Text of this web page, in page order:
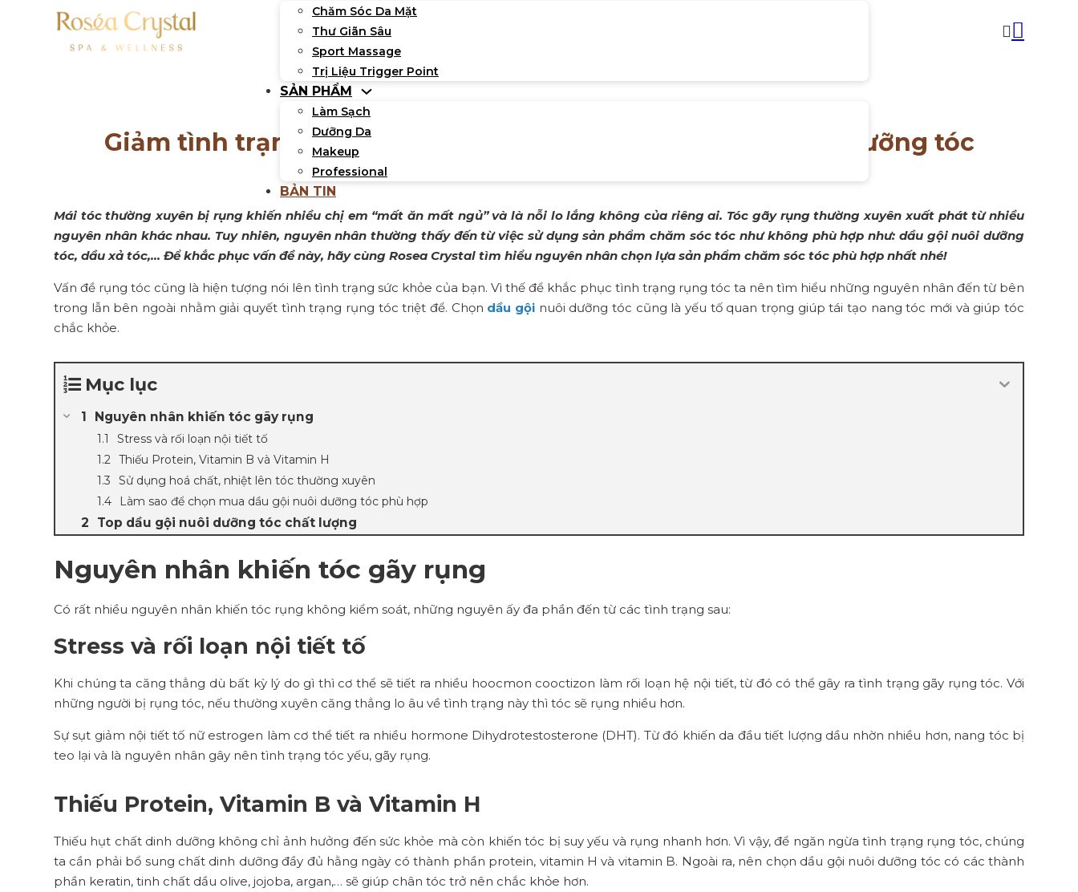
Chăm Sóc Da Mặt
Thư Giãn Sâu
Sport Massage
Trị Liệu Trigger Point
SẢN PHẨM
Làm Sạch
Dưỡng Da
Makeup
Professional
BẢN TIN
Giảm tình trạng tóc gãy rụng nhờ chọn đúng dầu gội nuôi dưỡng tóc
Mái tóc thường xuyên bị rụng khiến nhiều chị em “mất ăn mất ngủ” và là nỗi lo lắng không của riêng ai. Tóc gãy rụng thường xuyên xuất phát từ nhiều
nguyên nhân khác nhau. Tuy nhiên, nguyên nhân thường thấy đến từ việc sử dụng sản phẩm chăm sóc tóc như không phù hợp như: dầu gội nuôi dưỡng
tóc, dầu xả tóc,… Để khắc phục vấn đề này, hãy cùng Rosea Crystal tìm hiểu nguyên nhân chọn lựa sản phẩm chăm sóc tóc phù hợp nhất nhé!
Vấn đề rụng tóc cũng là hiện tượng nói lên tình trạng sức khỏe của bạn. Vì thế để khắc phục tình trạng rụng tóc ta nên tìm hiểu những nguyên nhân đến từ bên
trong lẫn bên ngoài nhằm giải quyết tình trạng rụng tóc triệt để. Chọn dầu gội nuôi dưỡng tóc cũng là yếu tố quan trọng giúp tái tạo nang tóc mới và giúp tóc
chắc khỏe.
Mục lục
Nguyên nhân khiến tóc gãy rụng
Stress và rối loạn nội tiết tố
Thiếu Protein, Vitamin B và Vitamin H
Sử dụng hoá chất, nhiệt lên tóc thường xuyên
Làm sao để chọn mua dầu gội nuôi dưỡng tóc phù hợp
Top dầu gội nuôi dưỡng tóc chất lượng
Nguyên nhân khiến tóc gãy rụng
Có rất nhiều nguyên nhân khiến tóc rụng không kiểm soát, những nguyên ấy đa phần đến từ các tình trạng sau:
Stress và rối loạn nội tiết tố
Khi chúng ta căng thẳng dù bất kỳ lý do gì thì cơ thể sẽ tiết ra nhiều hoocmon cooctizon làm rối loạn hệ nội tiết, từ đó có thể gây ra tình trạng gãy rụng tóc. Với
những người bị rụng tóc, nếu thường xuyên căng thẳng lo âu về tình trạng này thì tóc sẽ rụng nhiều hơn.
Sự sụt giảm nội tiết tố nữ estrogen làm cơ thể tiết ra nhiều hormone Dihydrotestosterone (DHT). Từ đó khiến da đầu tiết lượng dầu nhờn nhiều hơn, nang tóc bị
teo lại và là nguyên nhân gây nên tình trạng tóc yếu, gãy rụng.
Thiếu Protein, Vitamin B và Vitamin H
Thiếu hụt chất dinh dưỡng không chỉ ảnh hưởng đến sức khỏe mà còn khiến tóc bị suy yếu và rụng nhanh hơn. Vì vậy, để ngăn ngừa tình trạng rụng tóc, chúng
ta cần phải bổ sung chất dinh dưỡng đầy đủ hằng ngày có thành phần protein, vitamin H và vitamin B. Ngoài ra, nên chọn dầu gội nuôi dưỡng tóc có các thành
phần keratin, tinh chất dầu olive, jojoba, argan,… sẽ giúp chân tóc trở nên chắc khỏe hơn.